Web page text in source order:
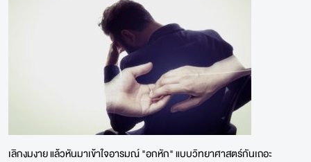
เลิกงมงาย แล้วหันมาเข้าใจอารมณ์ "อกหัก" แบบวิทยาศาสตร์กันเถอะ